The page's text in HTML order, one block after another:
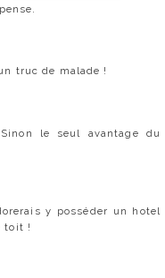
truc de malade !
le seul avantage du
y posséder un hotel
toit !